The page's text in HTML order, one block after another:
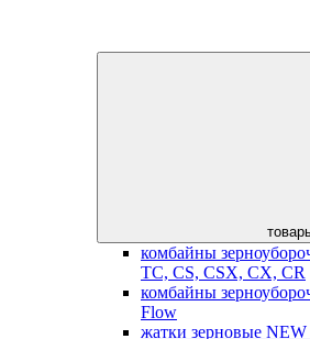
комбайны
TC, CS, CSX, CX, CR
комбайны
Flow
жатки зерновые